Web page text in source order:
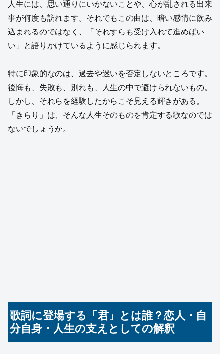
人生には、思い通りにいかないことや、心が乱される出来
事が何度も訪れます。それでもこの曲は、暗い感情に飲み
込まれるのではなく、「それすらも受け入れて進めばい
い」と語りかけているように感じられます。
特に印象的なのは、過去や迷いを否定しないところです。
後悔も、失敗も、別れも、人生の中で避けられないもの。
しかし、それらを経験したからこそ見える輝きがある。
「きらり」は、そんな人生そのものを肯定する歌なのでは
ないでしょうか。
歌詞に登場する「君」とは誰？恋人・自
分自身・人生の支えとしての解釈